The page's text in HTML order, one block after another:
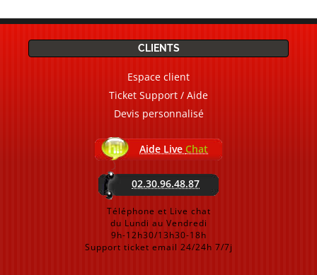
CLIENTS
Espace client
Ticket Support / Aide
Devis personnalisé
Aide Live Chat
02.30.96.48.87
Téléphone et Live chat
du Lundi au Vendredi
9h-12h30/13h30-18h
Support ticket email 24/24h 7/7j